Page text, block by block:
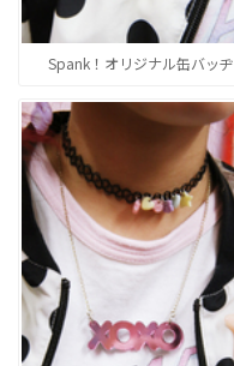
Spank！オリジナル缶バッヂ